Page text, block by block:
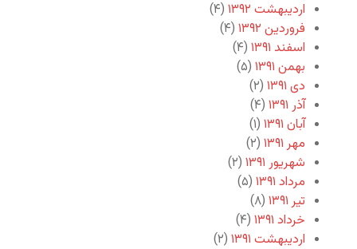
اردیبهشت ۱۳۹۲
(۴)
فروردین ۱۳۹۲
(۴)
اسفند ۱۳۹۱
(۴)
بهمن ۱۳۹۱
(۵)
دی ۱۳۹۱
(۲)
آذر ۱۳۹۱
(۴)
آبان ۱۳۹۱
(۱)
مهر ۱۳۹۱
(۲)
شهریور ۱۳۹۱
(۲)
مرداد ۱۳۹۱
(۵)
تیر ۱۳۹۱
(۸)
خرداد ۱۳۹۱
(۴)
اردیبهشت ۱۳۹۱
(۲)